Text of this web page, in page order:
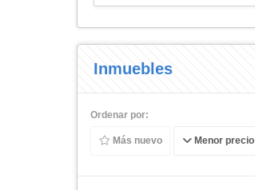
Inmuebles
Ordenar por:
Más nuevo Menor precio